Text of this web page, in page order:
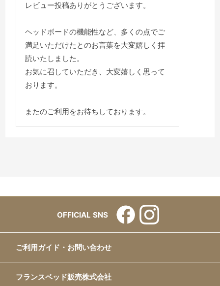
レビュー投稿ありがとうございます。
ヘッドボードの機能性など、多くの点でご
満足いただけたとのお言葉を大変嬉しく拝
読いたしました。
お気に召していただき、大変嬉しく思って
おります。
またのご利用をお待ちしております。
OFFICIAL SNS
ご利用ガイド・お問い合わせ
フランスベッド販売株式会社